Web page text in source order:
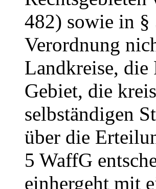
482) sowie in §
Verordnung
Landkreise, die
Gebiet, die
selbständigen
über die
5 WaffG
einhergeht mit